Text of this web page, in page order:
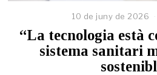
10 de juny de 2026
“La tecnologia està
sistema sanitari